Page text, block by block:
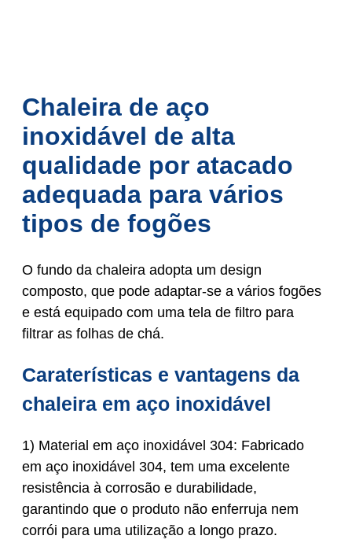
Chaleira de aço
inoxidável de alta
qualidade por atacado
adequada para vários
tipos de fogões
O fundo da chaleira adopta um design
composto, que pode adaptar-se a vários fogões
e está equipado com uma tela de filtro para
filtrar as folhas de chá.
Caraterísticas e vantagens da
chaleira em aço inoxidável
1) Material em aço inoxidável 304: Fabricado
em aço inoxidável 304, tem uma excelente
resistência à corrosão e durabilidade,
garantindo que o produto não enferruja nem
corrói para uma utilização a longo prazo.